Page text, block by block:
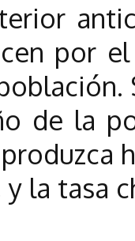
por
de la
y la tasa